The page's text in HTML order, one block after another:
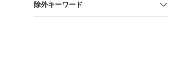
除外キーワード